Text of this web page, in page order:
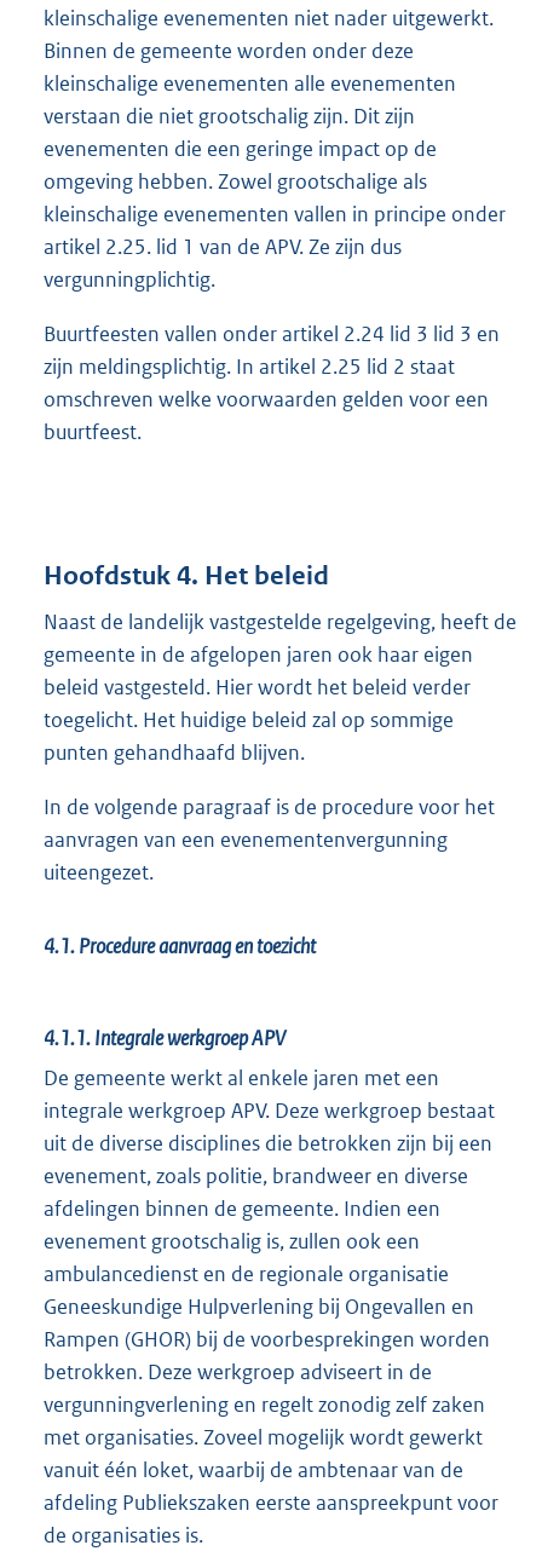
kleinschalige evenementen niet nader uitgewerkt.
Binnen de gemeente worden onder deze
kleinschalige evenementen alle evenementen
verstaan die niet grootschalig zijn. Dit zijn
evenementen die een geringe impact op de
omgeving hebben. Zowel grootschalige als
kleinschalige evenementen vallen in principe onder
artikel 2.25. lid 1 van de APV. Ze zijn dus
vergunningplichtig.
Buurtfeesten vallen onder artikel 2.24 lid 3 lid 3 en
zijn meldingsplichtig. In artikel 2.25 lid 2 staat
omschreven welke voorwaarden gelden voor een
buurtfeest.
Hoofdstuk 4. Het beleid
Naast de landelijk vastgestelde regelgeving, heeft de
gemeente in de afgelopen jaren ook haar eigen
beleid vastgesteld. Hier wordt het beleid verder
toegelicht. Het huidige beleid zal op sommige
punten gehandhaafd blijven.
In de volgende paragraaf is de procedure voor het
aanvragen van een evenementenvergunning
uiteengezet.
4.1.Procedure aanvraag en toezicht
4.1.1.Integrale werkgroep APV
De gemeente werkt al enkele jaren met een
integrale werkgroep APV. Deze werkgroep bestaat
uit de diverse disciplines die betrokken zijn bij een
evenement, zoals politie, brandweer en diverse
afdelingen binnen de gemeente. Indien een
evenement grootschalig is, zullen ook een
ambulancedienst en de regionale organisatie
Geneeskundige Hulpverlening bij Ongevallen en
Rampen (GHOR) bij de voorbesprekingen worden
betrokken. Deze werkgroep adviseert in de
vergunningverlening en regelt zonodig zelf zaken
met organisaties. Zoveel mogelijk wordt gewerkt
vanuit één loket, waarbij de ambtenaar van de
afdeling Publiekszaken eerste aanspreekpunt voor
de organisaties is.